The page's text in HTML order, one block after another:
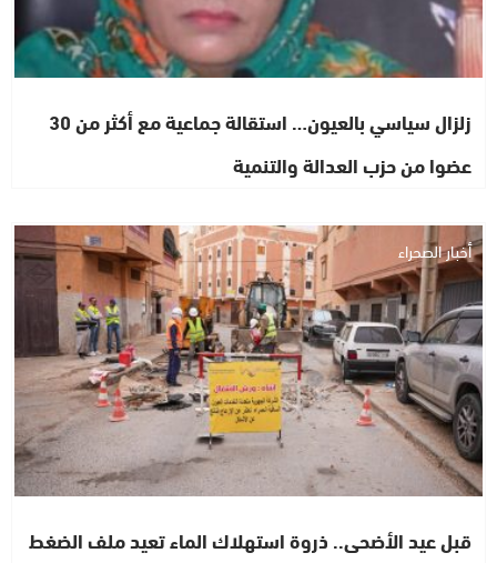
زلزال سياسي بالعيون… استقالة جماعية مع أكثر من 30
عضوا من حزب العدالة والتنمية
أخبار الصحراء
قبل عيد الأضحى.. ذروة استهلاك الماء تعيد ملف الضغط